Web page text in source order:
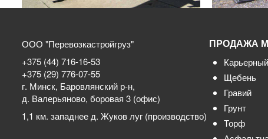
ООО "Перевозкастройгруз"
+375 (44) 716-16-53
+375 (29) 776-07-55
г. Минск, Баровлянский р-н,
д. Валерьяново, боровая 3 (офис)
1,1 км. западнее д. Жуков луг (производство)
ПРОДАЖА
Щебень
Гравий
Грунт
Торф